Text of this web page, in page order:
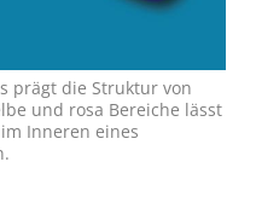
prägt die Struktur von
und rosa Bereiche lässt
Inneren eines